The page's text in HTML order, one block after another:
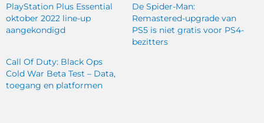
PlayStation Plus Essential
oktober 2022 line-up
aangekondigd
De Spider-Man:
Remastered-upgrade van
PS5 is niet gratis voor PS4-
bezitters
Call Of Duty: Black Ops
Cold War Beta Test – Data,
toegang en platformen